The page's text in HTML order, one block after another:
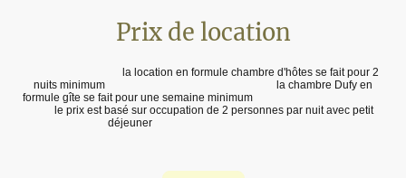
Prix de location
la location en formule chambre d'hôtes se fait pour 2
nuits minimum la chambre Dufy en
formule gîte se fait pour une semaine minimum
le prix est basé sur occupation de 2 personnes par nuit avec petit
déjeuner